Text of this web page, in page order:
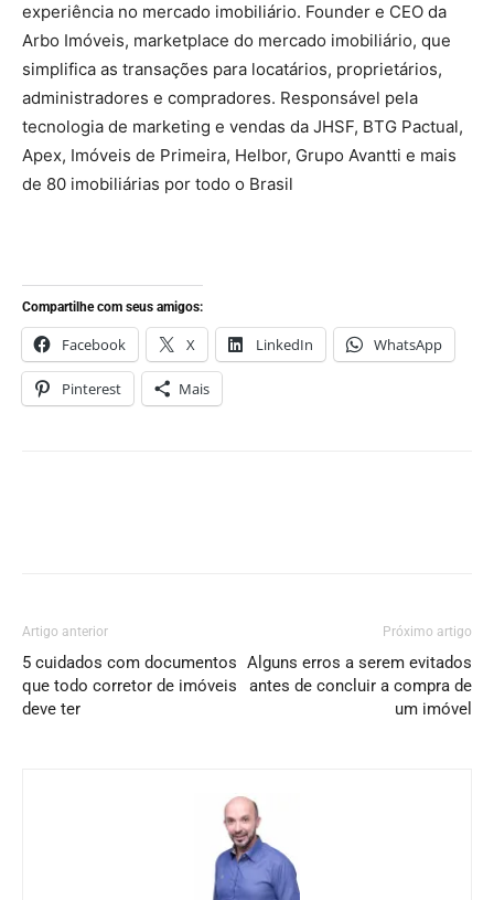
experiência no mercado imobiliário. Founder e CEO da
Arbo Imóveis, marketplace do mercado imobiliário, que
simplifica as transações para locatários, proprietários,
administradores e compradores. Responsável pela
tecnologia de marketing e vendas da JHSF, BTG Pactual,
Apex, Imóveis de Primeira, Helbor, Grupo Avantti e mais
de 80 imobiliárias por todo o Brasil
Compartilhe com seus amigos:
Facebook X LinkedIn WhatsApp
Pinterest Mais
Artigo anterior
5 cuidados com documentos
que todo corretor de imóveis
deve ter
Próximo artigo
Alguns erros a serem evitados
antes de concluir a compra de
um imóvel